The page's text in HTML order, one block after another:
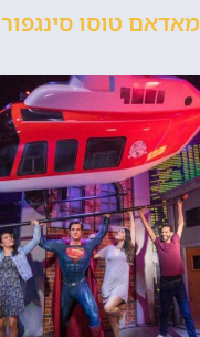
מאדאם טוסו סינגפור